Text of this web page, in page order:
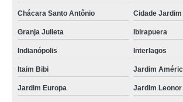
Chácara Santo Antônio Cidade Jardim
Granja Julieta Ibirapuera
Indianópolis Interlagos
Itaim Bibi Jardim
Jardim Europa Jardim Leonor